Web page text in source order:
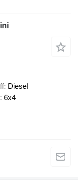
Diesel
6x4